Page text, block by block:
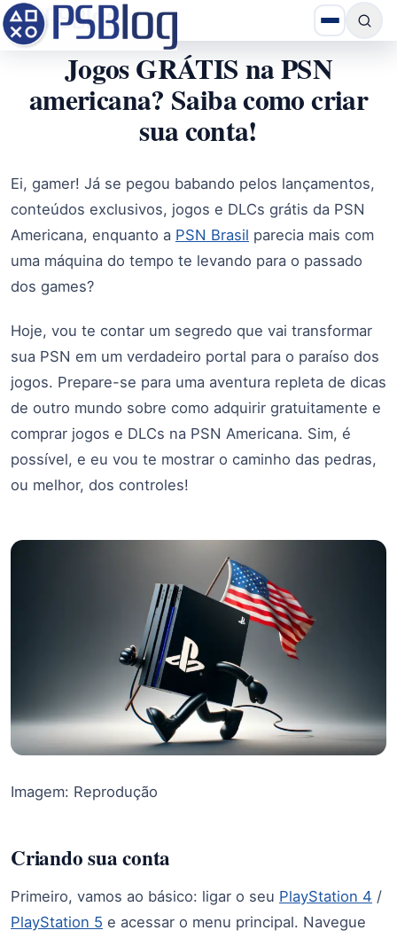
Jogos GRÁTIS na PSN
americana? Saiba como criar
sua conta!
Ei, gamer! Já se pegou babando pelos lançamentos,
conteúdos exclusivos, jogos e DLCs grátis da PSN
Americana, enquanto a PSN Brasil parecia mais com
uma máquina do tempo te levando para o passado
dos games?
Hoje, vou te contar um segredo que vai transformar
sua PSN em um verdadeiro portal para o paraíso dos
jogos. Prepare-se para uma aventura repleta de dicas
de outro mundo sobre como adquirir gratuitamente e
comprar jogos e DLCs na PSN Americana. Sim, é
possível, e eu vou te mostrar o caminho das pedras,
ou melhor, dos controles!
Imagem: Reprodução
Criando sua conta
Primeiro, vamos ao básico: ligar o seu PlayStation 4 /
PlayStation 5 e acessar o menu principal. Navegue